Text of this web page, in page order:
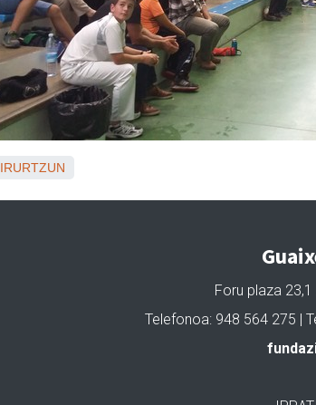
IRURTZUN
Foru plaza
Telefonoa: 948 564 275 |